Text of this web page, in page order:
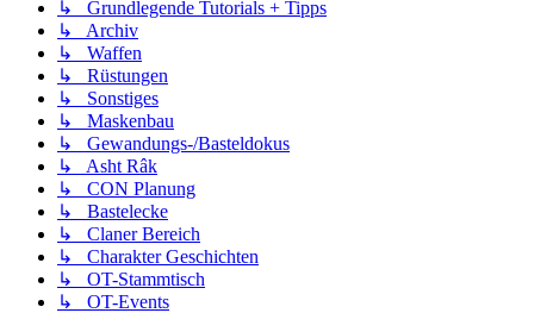
↳ Grundlegende Tutorials + Tipps
↳ Archiv
↳ Waffen
↳ Rüstungen
↳ Sonstiges
↳ Maskenbau
↳ Gewandungs-/Basteldokus
↳ Asht Râk
↳ CON Planung
↳ Bastelecke
↳ Claner Bereich
↳ Charakter Geschichten
↳ OT-Stammtisch
↳ OT-Events